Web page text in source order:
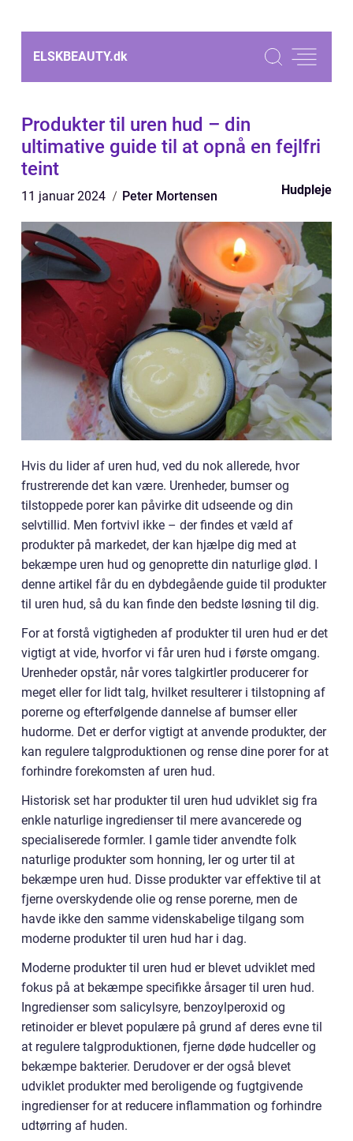
ELSKBEAUTY.dk
Produkter til uren hud – din
ultimative guide til at opnå en fejlfri
teint
11 januar 2024 Peter Mortensen Hudpleje
Hvis du lider af uren hud, ved du nok allerede, hvor
frustrerende det kan være. Urenheder, bumser og
tilstoppede porer kan påvirke dit udseende og din
selvtillid. Men fortvivl ikke – der findes et væld af
produkter på markedet, der kan hjælpe dig med at
bekæmpe uren hud og genoprette din naturlige glød. I
denne artikel får du en dybdegående guide til produkter
til uren hud, så du kan finde den bedste løsning til dig.
For at forstå vigtigheden af produkter til uren hud er det
vigtigt at vide, hvorfor vi får uren hud i første omgang.
Urenheder opstår, når vores talgkirtler producerer for
meget eller for lidt talg, hvilket resulterer i tilstopning af
porerne og efterfølgende dannelse af bumser eller
hudorme. Det er derfor vigtigt at anvende produkter, der
kan regulere talgproduktionen og rense dine porer for at
forhindre forekomsten af uren hud.
Historisk set har produkter til uren hud udviklet sig fra
enkle naturlige ingredienser til mere avancerede og
specialiserede formler. I gamle tider anvendte folk
naturlige produkter som honning, ler og urter til at
bekæmpe uren hud. Disse produkter var effektive til at
fjerne overskydende olie og rense porerne, men de
havde ikke den samme videnskabelige tilgang som
moderne produkter til uren hud har i dag.
Moderne produkter til uren hud er blevet udviklet med
fokus på at bekæmpe specifikke årsager til uren hud.
Ingredienser som salicylsyre, benzoylperoxid og
retinoider er blevet populære på grund af deres evne til
at regulere talgproduktionen, fjerne døde hudceller og
bekæmpe bakterier. Derudover er der også blevet
udviklet produkter med beroligende og fugtgivende
ingredienser for at reducere inflammation og forhindre
udtørring af huden.